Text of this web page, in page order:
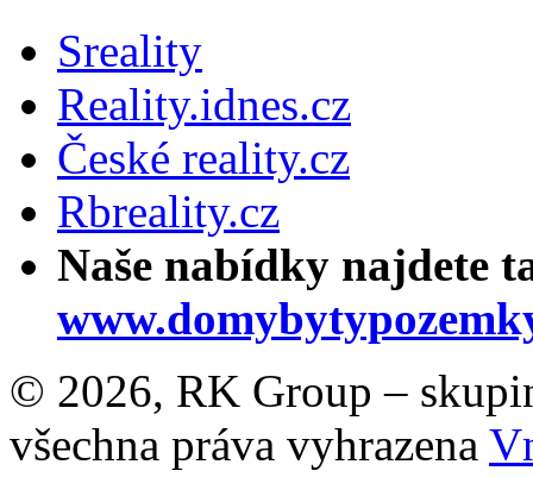
Sreality
Reality.idnes.cz
České reality.cz
Rbreality.cz
Naše nabídky najdete
© 2026, RK Group –
všechna práva vyhrazena